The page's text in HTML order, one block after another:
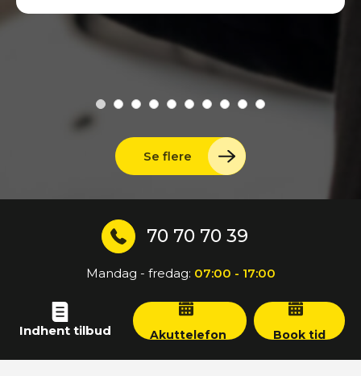
Se flere
70 70 70 39
Mandag - fredag: 07:00 - 17:00
Indhent tilbud Akuttelefon Book tid